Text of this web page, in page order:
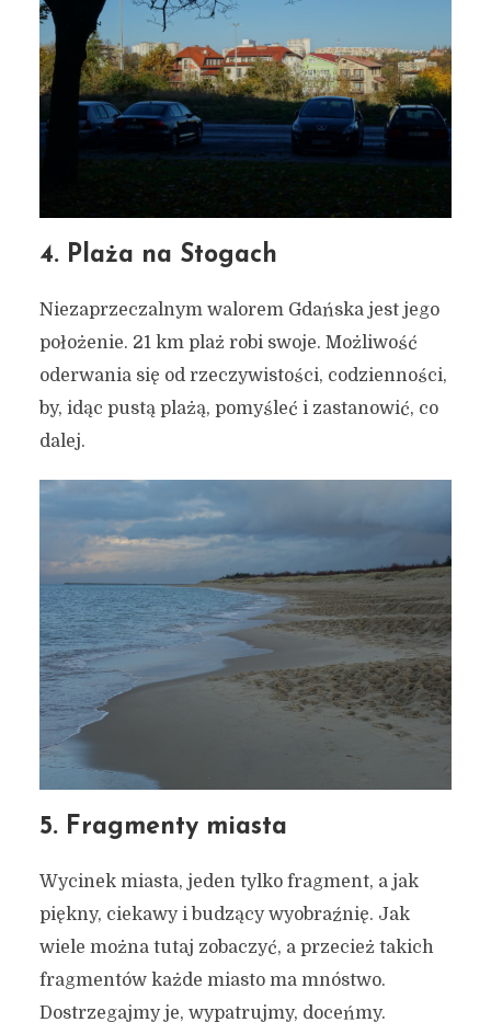
7 razy Gdańsk – miejskie
inspiracje #88
3 min czytania
4. Plaża na Stogach
Niezaprzeczalnym walorem Gdańska jest jego
położenie. 21 km plaż robi swoje. Możliwość
oderwania się od rzeczywistości, codzienności,
by, idąc pustą plażą, pomyśleć i zastanowić, co
dalej.
5. Fragmenty miasta
Wycinek miasta, jeden tylko fragment, a jak
piękny, ciekawy i budzący wyobraźnię. Jak
wiele można tutaj zobaczyć, a przecież takich
fragmentów każde miasto ma mnóstwo.
Dostrzegajmy je, wypatrujmy, doceńmy.